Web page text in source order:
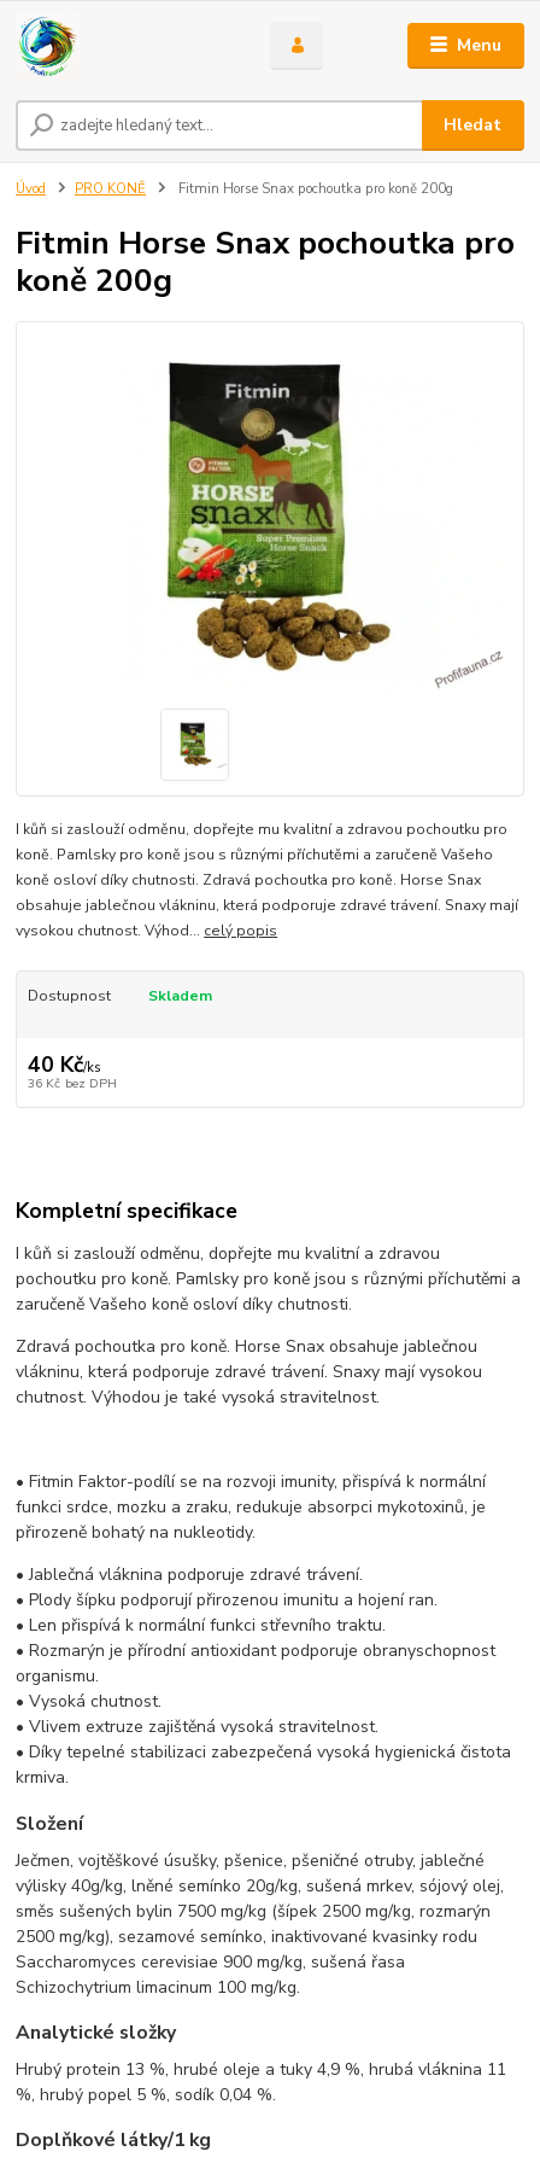
Menu
Hledat
Úvod PRO KONĚ Fitmin Horse Snax pochoutka pro koně 200g
Fitmin Horse Snax pochoutka pro
koně 200g
I kůň si zaslouží odměnu, dopřejte mu kvalitní a zdravou pochoutku pro
koně. Pamlsky pro koně jsou s různými příchutěmi a zaručeně Vašeho
koně osloví díky chutnosti. Zdravá pochoutka pro koně. Horse Snax
obsahuje jablečnou vlákninu, která podporuje zdravé trávení. Snaxy mají
vysokou chutnost. Výhod... celý popis
Dostupnost Skladem
40 Kč/ks
36 Kč bez DPH
Kompletní specifikace
I kůň si zaslouží odměnu, dopřejte mu kvalitní a zdravou
pochoutku pro koně. Pamlsky pro koně jsou s různými příchutěmi a
zaručeně Vašeho koně osloví díky chutnosti.
Zdravá pochoutka pro koně. Horse Snax obsahuje jablečnou
vlákninu, která podporuje zdravé trávení. Snaxy mají vysokou
chutnost. Výhodou je také vysoká stravitelnost.
• Fitmin Faktor-podílí se na rozvoji imunity, přispívá k normální
funkci srdce, mozku a zraku, redukuje absorpci mykotoxinů, je
přirozeně bohatý na nukleotidy.
• Jablečná vláknina podporuje zdravé trávení.
• Plody šípku podporují přirozenou imunitu a hojení ran.
• Len přispívá k normální funkci střevního traktu.
• Rozmarýn je přírodní antioxidant podporuje obranyschopnost
organismu.
• Vysoká chutnost.
• Vlivem extruze zajištěná vysoká stravitelnost.
• Díky tepelné stabilizaci zabezpečená vysoká hygienická čistota
krmiva.
Složení
Ječmen, vojtěškové úsušky, pšenice, pšeničné otruby, jablečné
výlisky 40g/kg, lněné semínko 20g/kg, sušená mrkev, sójový olej,
směs sušených bylin 7500 mg/kg (šípek 2500 mg/kg, rozmarýn
2500 mg/kg), sezamové semínko, inaktivované kvasinky rodu
Saccharomyces cerevisiae 900 mg/kg, sušená řasa
Schizochytrium limacinum 100 mg/kg.
Analytické složky
Hrubý protein 13 %, hrubé oleje a tuky 4,9 %, hrubá vláknina 11
%,hrubý popel 5 %, sodík 0,04 %.
Doplňkové látky/1 kg